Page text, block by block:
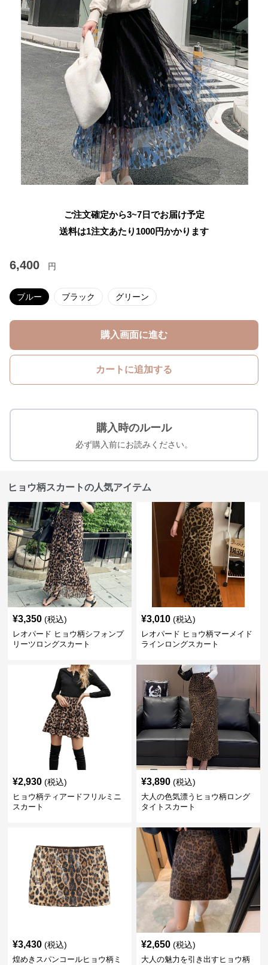
ご注文確定から3~7日でお届け予定
送料は1注文あたり 1000円かかります
6,400 円
ブルー ブラック グリーン
購入画面に進む
カートに追加する
購入時のルール
必ず購入前にお読みください。
ヒョウ柄スカートの人気アイテム
¥3,350 (税込)
レオパード ヒョウ柄シフォンプ
リーツロングスカート
¥3,010 (税込)
レオパード ヒョウ柄マーメイド
ラインロングスカート
¥2,930 (税込)
ヒョウ柄ティアードフリルミニ
スカート
¥3,890 (税込)
大人の色気漂うヒョウ柄ロング
タイトスカート
¥3,430 (税込)
煌めきスパンコールヒョウ柄ミ
¥2,650 (税込)
大人の魅力を引き出すヒョウ柄